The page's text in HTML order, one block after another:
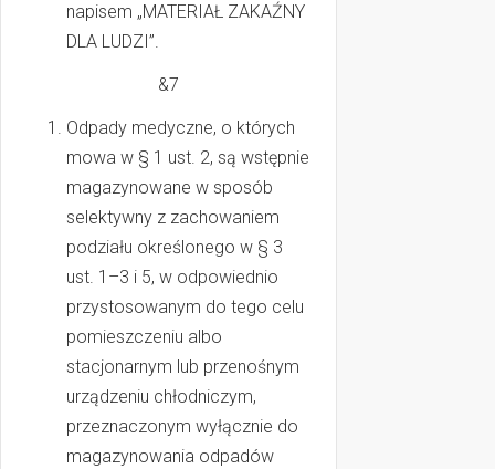
napisem „MATERIAŁ ZAKAŹNY
DLA LUDZI”.
&7
Odpady medyczne, o których
mowa w § 1 ust. 2, są wstępnie
magazynowane w sposób
selektywny z zachowaniem
podziału określonego w § 3
ust. 1–3 i 5, w odpowiednio
przystosowanym do tego celu
pomieszczeniu albo
stacjonarnym lub przenośnym
urządzeniu chłodniczym,
przeznaczonym wyłącznie do
magazynowania odpadów